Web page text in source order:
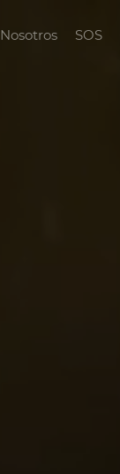
Nosotros SOS